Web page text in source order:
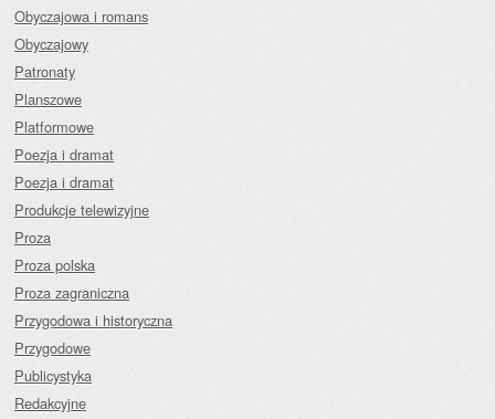
Obyczajowa i romans
Obyczajowy
Patronaty
Planszowe
Platformowe
Poezja i dramat
Poezja i dramat
Produkcje telewizyjne
Proza
Proza polska
Proza zagraniczna
Przygodowa i historyczna
Przygodowe
Publicystyka
Redakcyjne